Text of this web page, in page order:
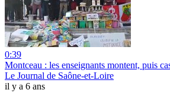
0:39
Montceau : les enseignants montent, puis
Le Journal de Saône-et-Loire
il y a 6 ans